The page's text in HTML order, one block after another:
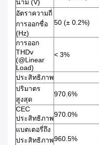
นาม (V)
อัตราความถี่
การออกชื่อ
(Hz)
50 (± 0.2%)
การออก
THDv
(@Linear
Load)
< 3%
ประสิทธิภาพ
ปริมาตร
สูงสุด
970.6%
CEC
ประสิทธิภาพ970.0%
แบตเตอรี่ถึง
ประสิทธิภาพ960.5%